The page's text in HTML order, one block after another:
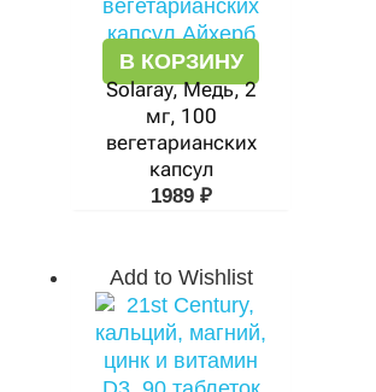
В КОРЗИНУ
Solaray, Медь, 2
мг, 100
вегетарианских
капсул
1989 ₽
Add to Wishlist